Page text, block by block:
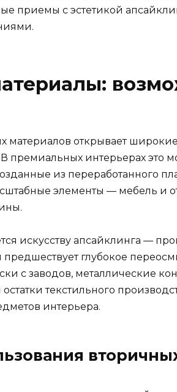
приемы с эстетикой
материалов открывает
премиальных интерьерах это
из переработанного
элементы — мебель и
искусству апсайклинга —
глубокое
с заводов, металлические
текстильного
интерьера.